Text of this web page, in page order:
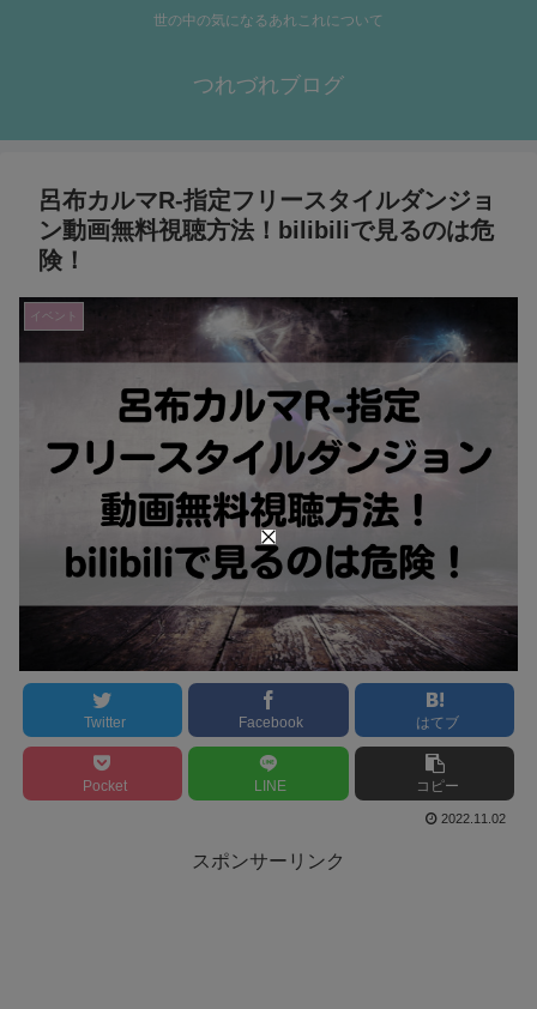
世の中の気になるあれこれについて
つれづれブログ
呂布カルマR-指定フリースタイルダンジョ
ン動画無料視聴方法！bilibiliで見るのは危
険！
イベント
Twitter Facebook はてブ
Pocket LINE コピー
2022.11.02
スポンサーリンク